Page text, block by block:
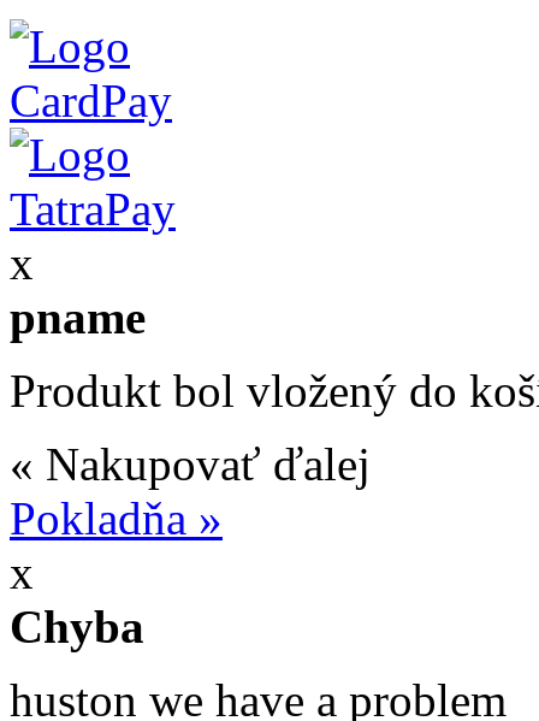
x
pname
Produkt bol vložený do
« Nakupovať ďalej
Pokladňa »
x
Chyba
huston we have a problem